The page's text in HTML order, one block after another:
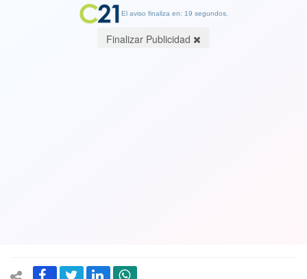
El aviso finaliza en: 19 segundos.
Finalizar Publicidad